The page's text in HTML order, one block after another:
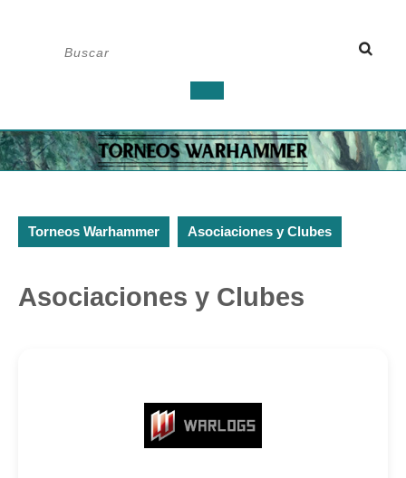
de
apertura
Torneos Warhammer Asociaciones y Clubes
Asociaciones y Clubes